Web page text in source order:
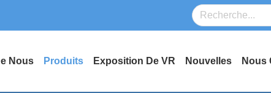
Nous Produits Exposition De VR Nouvelles Nous